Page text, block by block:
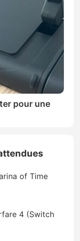
pour une
of Time
4 (Switch